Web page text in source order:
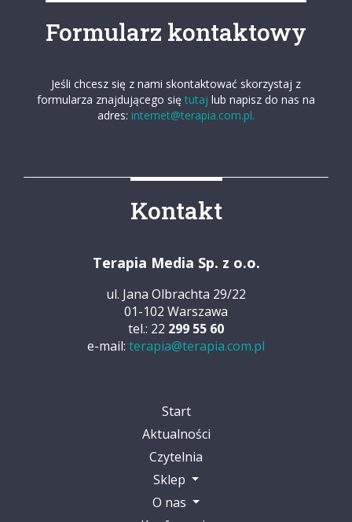
Formularz kontaktowy
Jeśli chcesz się z nami skontaktować skorzystaj z
formularza znajdującego się tutaj lub napisz do nas na
adres: internet@terapia.com.pl.
Kontakt
Terapia Media Sp. z o.o.
ul. Jana Olbrachta 29/22
01-102 Warszawa
tel.: 22 299 55 60
e-mail: terapia@terapia.com.pl
Start
Aktualności
Czytelnia
Sklep
O nas